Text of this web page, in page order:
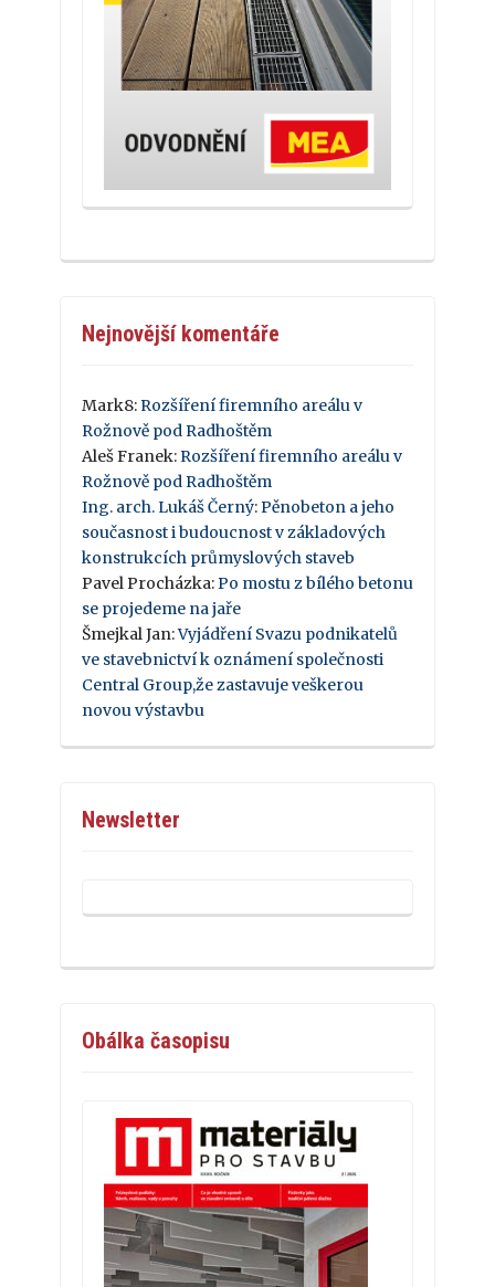
Nejnovější komentáře
Mark8: Rozšíření firemního areálu v
Rožnově pod Radhoštěm
Aleš Franek: Rozšíření firemního areálu v
Rožnově pod Radhoštěm
Ing. arch. Lukáš Černý: Pěnobeton a jeho
současnost i budoucnost v základových
konstrukcích průmyslových staveb
Pavel Procházka: Po mostu z bílého betonu
se projedeme na jaře
Šmejkal Jan:Vyjádření Svazu podnikatelů
ve stavebnictví k oznámení společnosti
Central Group,že zastavuje veškerou
novou výstavbu
Newsletter
Obálka časopisu